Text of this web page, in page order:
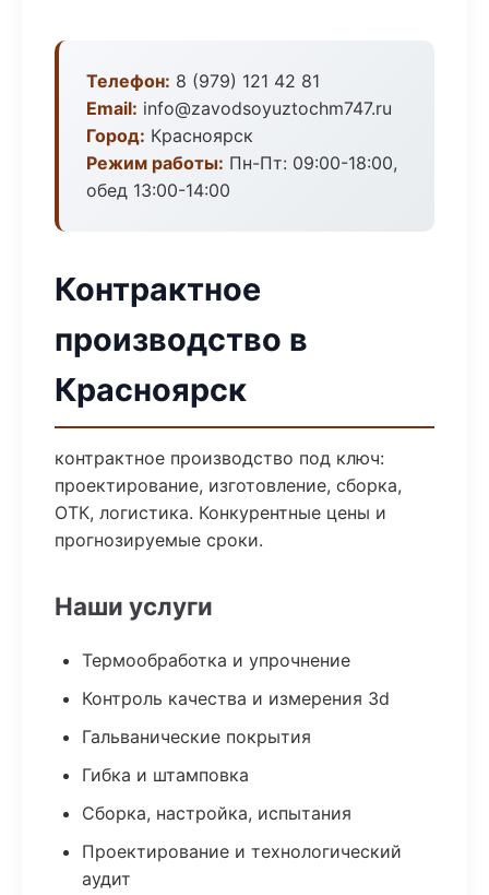
Телефон: 8 (979) 121 42 81
Email: info@zavodsoyuztochm747.ru
Город: Красноярск
Режим работы: Пн-Пт: 09:00-18:00,
обед 13:00-14:00
Контрактное
производство в
Красноярск
контрактное производство под ключ:
проектирование, изготовление, сборка,
ОТК, логистика. Конкурентные цены и
прогнозируемые сроки.
Наши услуги
Термообработка и упрочнение
Контроль качества и измерения 3d
Гальванические покрытия
Гибка и штамповка
Сборка, настройка, испытания
Проектирование и технологический
аудит